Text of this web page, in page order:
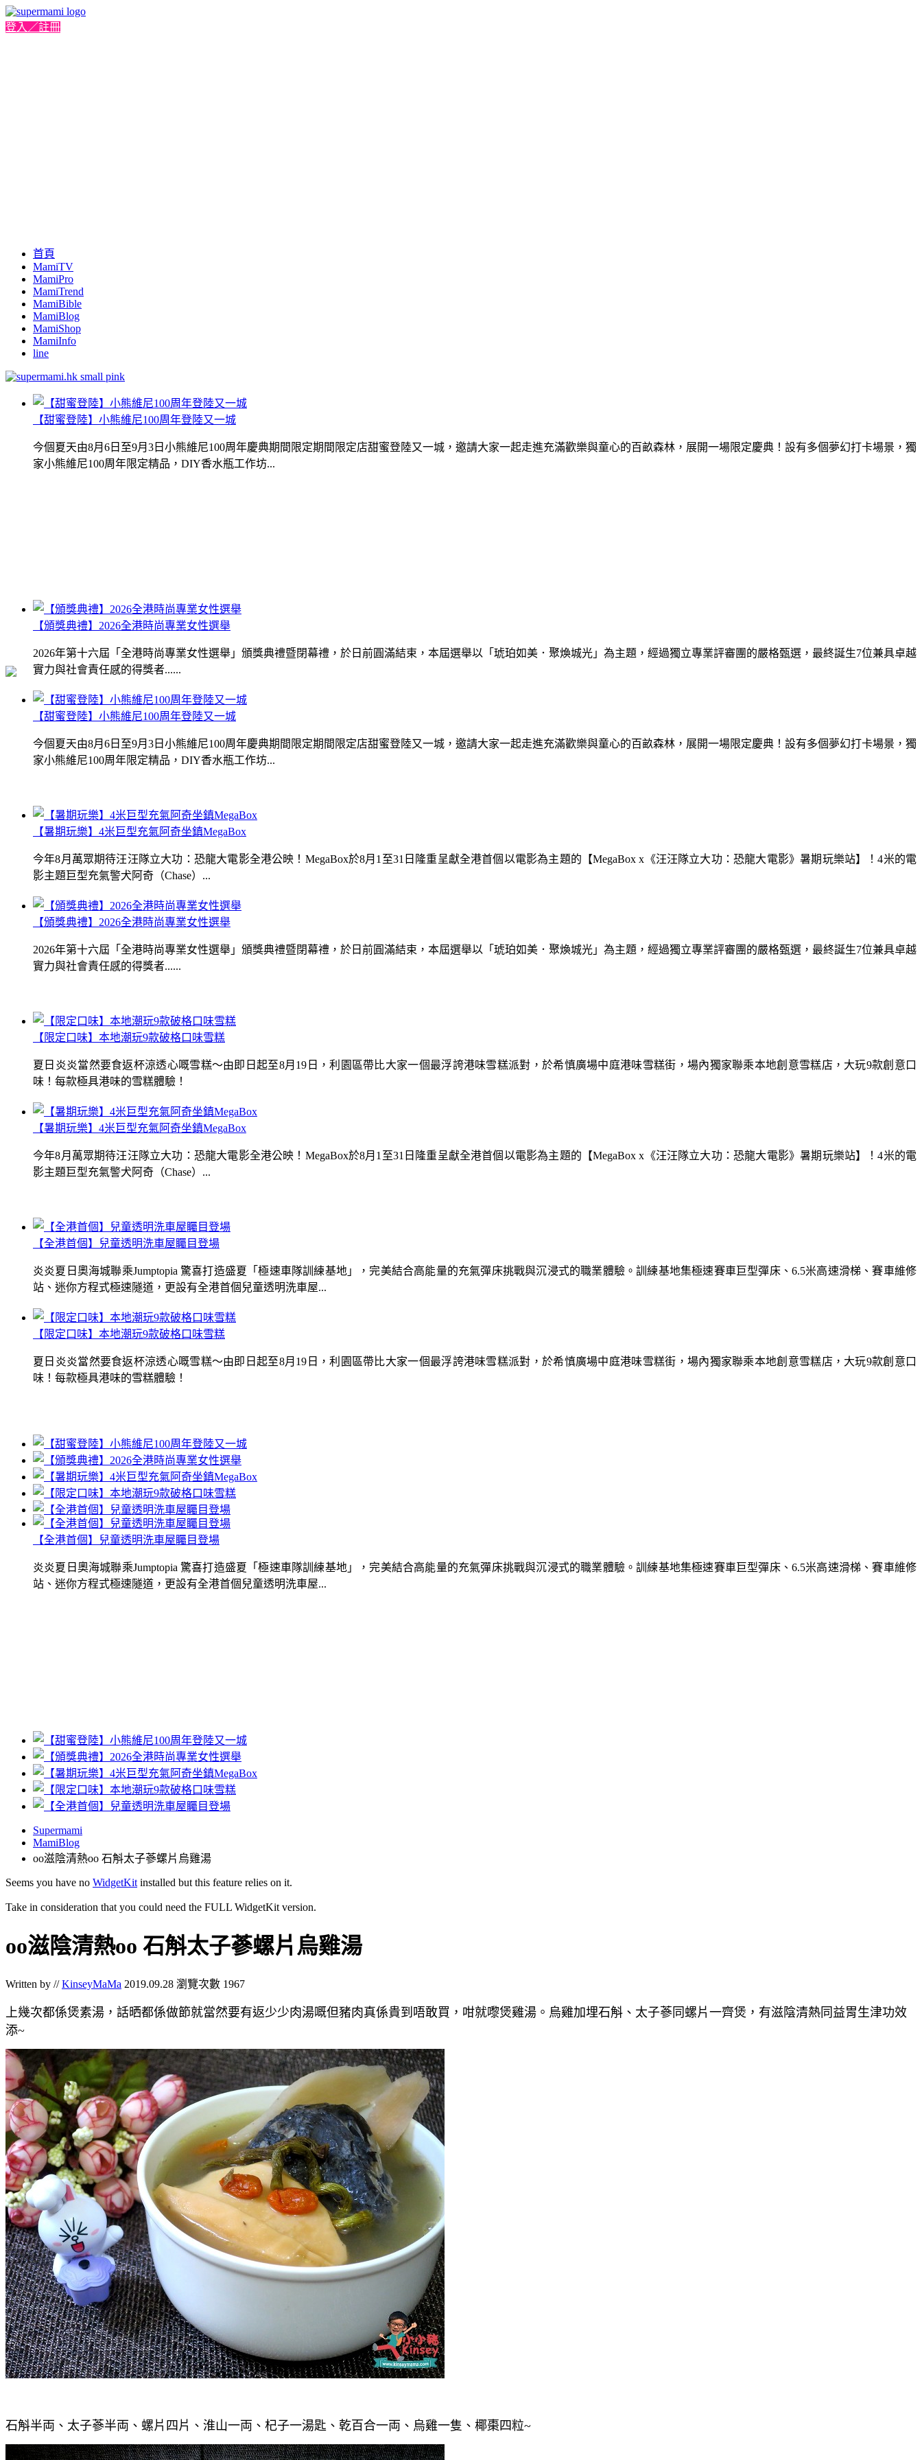
登入／註冊
首頁
MamiTV
MamiPro
MamiTrend
MamiBible
MamiBlog
MamiShop
MamiInfo
line
【甜蜜登陸】小熊維尼100周年登陸又一城
今個夏天由8月6日至9月3日小熊維尼100周年慶典期間限定期間限定店甜蜜登陸又一城，邀請大家一起走進充滿歡樂與童心的百畝森林，展開一場限定慶典！設有多個夢幻打卡場景，獨
家小熊維尼100周年限定精品，DIY香水瓶工作坊...
【頒獎典禮】2026全港時尚專業女性選舉
2026年第十六屆「全港時尚專業女性選舉」頒獎典禮暨閉幕禮，於日前圓滿結束，本屆選舉以「琥珀如美．聚煥城光」為主題，經過獨立專業評審團的嚴格甄選，最終誕生7位兼具卓越
實力與社會責任感的得獎者......
【暑期玩樂】4米巨型充氣阿奇坐鎮MegaBox
今年8月萬眾期待汪汪隊立大功：恐龍大電影全港公映！MegaBox於8月1至31日隆重呈獻全港首個以電影為主題的【MegaBox x《汪汪隊立大功：恐龍大電影》暑期玩樂站】！4米的電
影主題巨型充氣警犬阿奇（Chase）...
【限定口味】本地潮玩9款破格口味雪糕
夏日炎炎當然要食返杯涼透心嘅雪糕～由即日起至8月19日，利園區帶比大家一個最浮誇港味雪糕派對，於希慎廣場中庭港味雪糕街，場內獨家聯乘本地創意雪糕店，大玩9款創意口
味！每款極具港味的雪糕體驗！
【全港首個】兒童透明洗車屋矚目登場
炎炎夏日奧海城聯乘Jumptopia 驚喜打造盛夏「極速車隊訓練基地」，完美結合高能量的充氣彈床挑戰與沉浸式的職業體驗。訓練基地集極速賽車巨型彈床、6.5米高速滑梯、賽車維修
站、迷你方程式極速隧道，更設有全港首個兒童透明洗車屋...
【甜蜜登陸】小熊維尼100周年登陸又一城
今個夏天由8月6日至9月3日小熊維尼100周年慶典期間限定期間限定店甜蜜登陸又一城，邀請大家一起走進充滿歡樂與童心的百畝森林，展開一場限定慶典！設有多個夢幻打卡場景，獨
家小熊維尼100周年限定精品，DIY香水瓶工作坊...
【頒獎典禮】2026全港時尚專業女性選舉
2026年第十六屆「全港時尚專業女性選舉」頒獎典禮暨閉幕禮，於日前圓滿結束，本屆選舉以「琥珀如美．聚煥城光」為主題，經過獨立專業評審團的嚴格甄選，最終誕生7位兼具卓越
實力與社會責任感的得獎者......
【暑期玩樂】4米巨型充氣阿奇坐鎮MegaBox
今年8月萬眾期待汪汪隊立大功：恐龍大電影全港公映！MegaBox於8月1至31日隆重呈獻全港首個以電影為主題的【MegaBox x《汪汪隊立大功：恐龍大電影》暑期玩樂站】！4米的電
影主題巨型充氣警犬阿奇（Chase）...
【限定口味】本地潮玩9款破格口味雪糕
夏日炎炎當然要食返杯涼透心嘅雪糕～由即日起至8月19日，利園區帶比大家一個最浮誇港味雪糕派對，於希慎廣場中庭港味雪糕街，場內獨家聯乘本地創意雪糕店，大玩9款創意口
味！每款極具港味的雪糕體驗！
【全港首個】兒童透明洗車屋矚目登場
炎炎夏日奧海城聯乘Jumptopia 驚喜打造盛夏「極速車隊訓練基地」，完美結合高能量的充氣彈床挑戰與沉浸式的職業體驗。訓練基地集極速賽車巨型彈床、6.5米高速滑梯、賽車維修
站、迷你方程式極速隧道，更設有全港首個兒童透明洗車屋...
Supermami
MamiBlog
oo滋陰清熱oo 石斛太子蔘螺片烏雞湯
Seems you have no WidgetKit installed but this feature relies on it.
Take in consideration that you could need the FULL WidgetKit version.
oo滋陰清熱oo 石斛太子蔘螺片烏雞湯
Written by //KinseyMaMa 2019.09.28 瀏覽次數 1967
上幾次都係煲素湯，話晒都係做節就當然要有返少少肉湯嘅但豬肉真係貴到唔敢買 ，咁就嚟煲雞湯 。 烏雞加埋石斛 、 太子蔘同螺片一齊煲 ，有滋陰清熱同益胃生津功效
添~
石斛半両、太子蔘半両、螺片四片、淮山一両、杞子一湯匙、乾百合一両、烏雞一隻、椰棗四粒~